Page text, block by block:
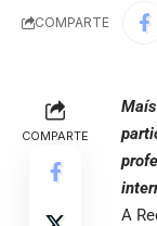
COMPARTE
COMPARTE
A